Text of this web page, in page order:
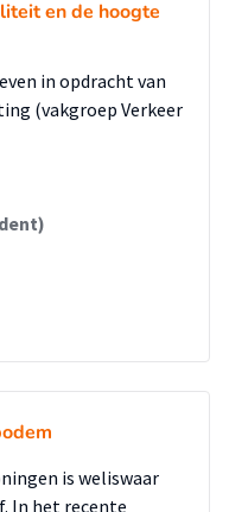
en de hoogte
in opdracht van
(vakgroep Verkeer
is weliswaar
In het recente